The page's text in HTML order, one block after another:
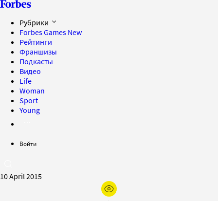
Рубрики
Forbes Games New
Рейтинги
Франшизы
Подкасты
Видео
Life
Woman
Sport
Young
Войти
10 April 2015